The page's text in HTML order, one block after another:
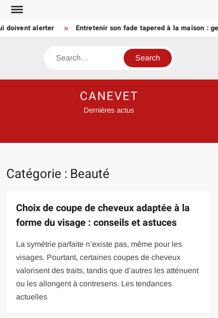
Skip
contentalerter Entretenir son fade tapered à la maison :
Search
CANEVET
Dernières actus
Catégorie : Beauté
Choix de coupe de cheveux adaptée à la
forme du visage : conseils et astuces
La symétrie parfaite n’existe pas, même pour les
visages. Pourtant, certaines coupes de cheveux
valorisent des traits, tandis que d’autres les atténuent
ou les allongent à contresens. Les tendances
actuelles